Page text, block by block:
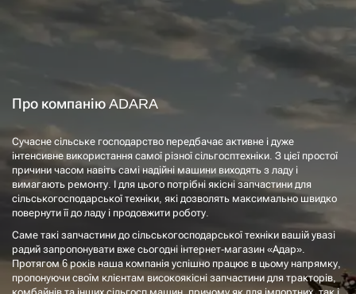
Про компанію ADARA
Сучасне сільське господарство передбачає активне і дуже
інтенсивне використання самої різної сільгосптехніки. З цієї простої
причини часом навіть самі надійні машини виходять з ладу і
вимагають ремонту. І для цього потрібні якісні запчастини для
сільськогосподарської техніки, які дозволять максимально швидко
повернути її до ладу і продовжити роботу.
Саме такі запчастини до сільськогосподарської техніки вашій увазі
радий запропонувати вже сьогодні інтернет-магазин «Адар».
Протягом 6 років наша компанія успішно працює в цьому напрямку,
пропонуючи своїм клієнтам високоякісні запчастини для тракторів,